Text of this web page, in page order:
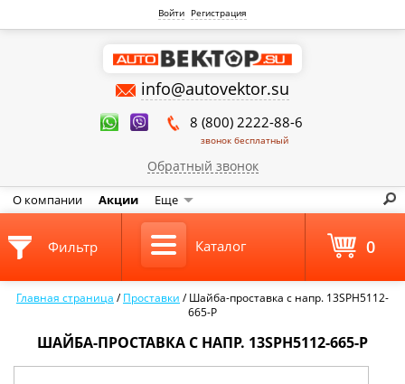
Войти Регистрация
info@autovektor.su
8 (800) 2222-88-6
звонок бесплатный
Обратный звонок
О компании Акции Еще
Главная страница /Проставки /Шайба-проставка с напр. 13SPH5112-
665-P
ШАЙБА-ПРОСТАВКА С НАПР. 13SPH5112-665-P
Фильтр Каталог 0